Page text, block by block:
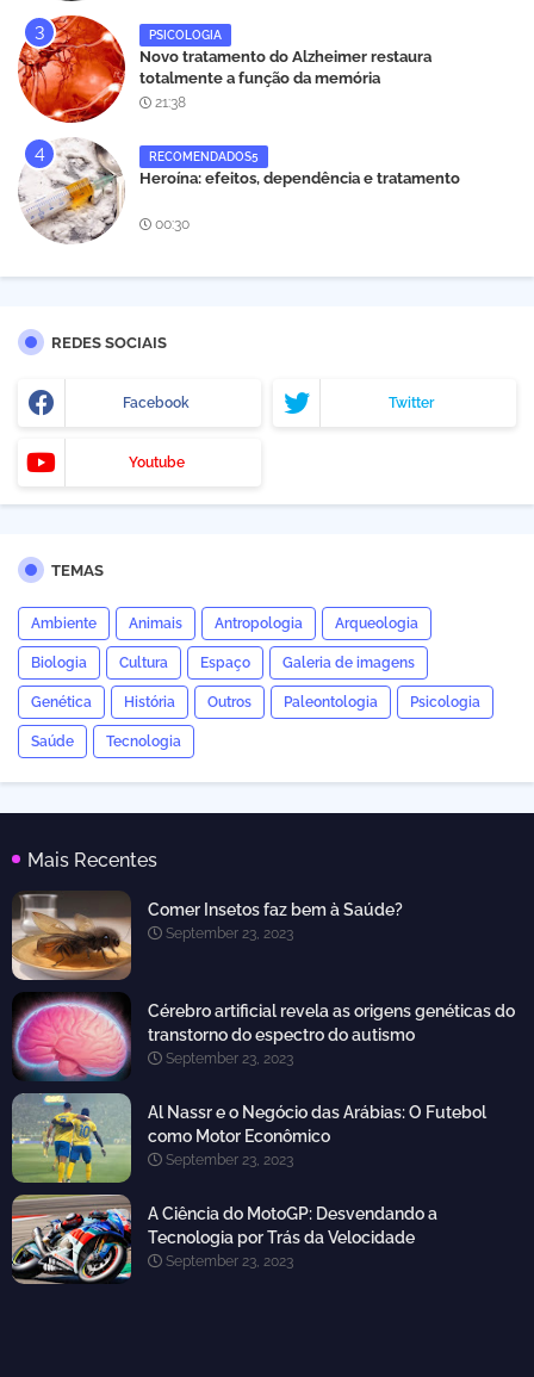
PSICOLOGIA
Novo tratamento do Alzheimer restaura
totalmente a função da memória
21:38
RECOMENDADOS5
Heroína: efeitos, dependência e tratamento
00:30
REDES SOCIAIS
Facebook Twitter
Youtube
TEMAS
Ambiente Animais Antropologia Arqueologia
Biologia Cultura Espaço Galeria de imagens
Genética História Outros Paleontologia Psicologia
Saúde Tecnologia
Mais Recentes
Comer Insetos faz bem à Saúde?
September 23, 2023
Cérebro artificial revela as origens genéticas do
transtorno do espectro do autismo
September 23, 2023
Al Nassr e o Negócio das Arábias: O Futebol
como Motor Econômico
September 23, 2023
A Ciência do MotoGP: Desvendando a
Tecnologia por Trás da Velocidade
September 23, 2023